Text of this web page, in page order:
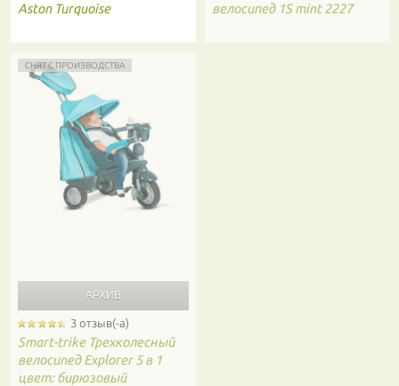
Aston Turquoise
велосипед 1S mint 2227
СНЯТ С ПРОИЗВОДСТВА
3 отзыв(-а)
Smart-trike Трехколесный
велосипед Explorer 5 в 1
цвет: бирюзовый